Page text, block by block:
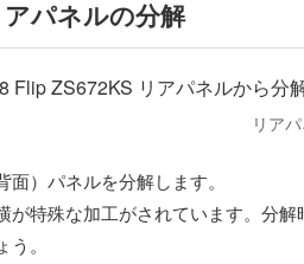
パネルの分解
リア
面）パネルを分解します。
が特殊な加工がされています。分
。